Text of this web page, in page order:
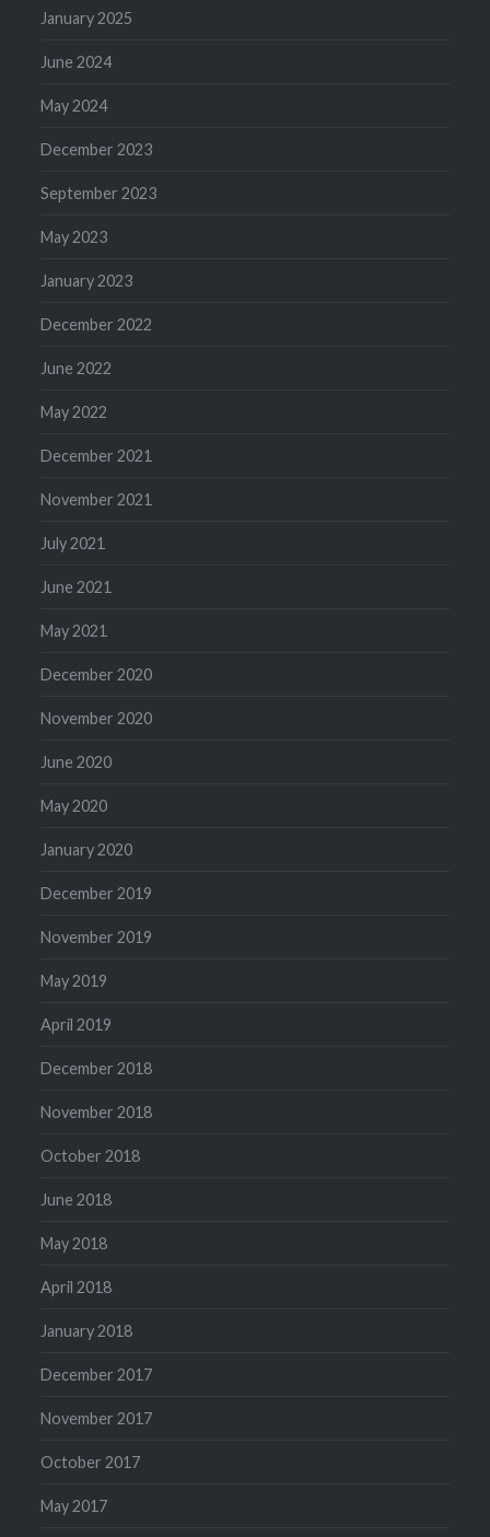
January 2025
June 2024
May 2024
December 2023
September 2023
May 2023
January 2023
December 2022
June 2022
May 2022
December 2021
November 2021
July 2021
June 2021
May 2021
December 2020
November 2020
June 2020
May 2020
January 2020
December 2019
November 2019
May 2019
April 2019
December 2018
November 2018
October 2018
June 2018
May 2018
April 2018
January 2018
December 2017
November 2017
October 2017
May 2017